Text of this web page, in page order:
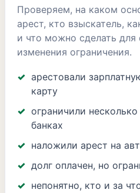
Проверяем, на каком
арест, кто взыскатель,
и что можно сделать для
изменения ограничения.
арестовали
карту
ограничили
банках
наложили арест на
долг оплачен, но
непонятно, кто и за